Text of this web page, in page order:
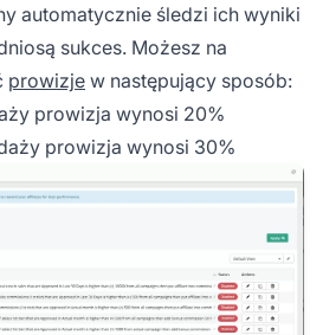
automatycznie śledzi ich wyniki
sukces. Możesz na
prowizje w następujący sposób:
prowizja wynosi 20%
prowizja wynosi 30%